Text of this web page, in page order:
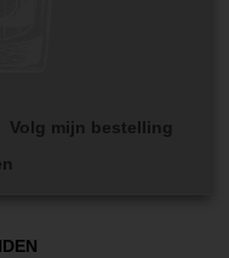
Volg mijn bestelling